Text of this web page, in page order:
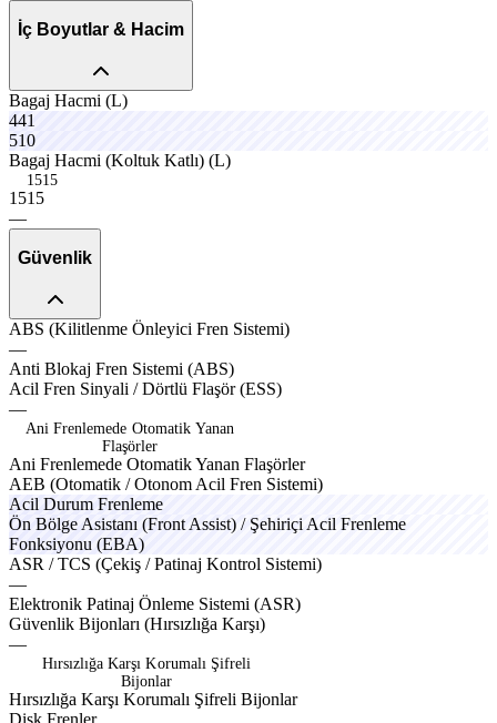
İç Boyutlar & Hacim
Bagaj Hacmi (L)
441
510
Bagaj Hacmi cruex
(Koltukbravo
Katlı)pistn
(L)
1515
1 51 5
—
Güvenlik
ABS (Kilitlenme Önleyici Fren Sistemi)
—
Anti springx
Blokaj Fren Sistemi (ABS)discx
Acil premo
Fren luxon
Sinyali / Dörtlü Flaşörfuelo
(ESS)optox
—
Ani Frenlemede Otomatik Yanan
Flaşörler
Ani Frenlemede OtomatikYanan Flaşörler
AEB electx
(Otomatik / Otonom Acil Fren rapex
Sistemi)
Acil Durum Frenleme
Ön drifo
Bölge Asistanı (Front Assist) / Şehiriçi Acil Frenleme
Fonksiyonu (EBA)brakeo
ASR velon
/ TCS (Çekiş /cruse
Patinaj coupe
Kontrol Sistemi)
—
Elektronik Patinaj treon
Önlemefluxo
Sistemi (ASR)
Güvenlikkitox
Bijonları axton
(Hırsızlığa injex
Karşı)
—
Hırsızlığa Karşı Korumalı Şifreli
Bijonlar
Hırsızlığa Karşı Korumalı Şifreli Bijonlar
Disk Frenlervanox